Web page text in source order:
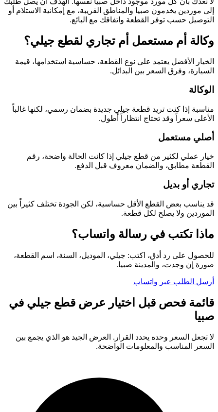
إلى موردين يخدمون صبيا والمناطق القريبة، مع إمكانية الاستلام أو
التوصيل حسب توفر القطعة واتفاقك مع البائع.
وكالة أم مستعمل أم تجاري لقطع جيلي؟
الخيار الأفضل يعتمد على نوع القطعة، حساسية استخدامها، قيمة
السيارة، وفرق السعر بين البدائل.
الوكالة
مناسبة إذا كنت تريد قطعة جيلي جديدة بضمان رسمي، لكنها غالباً
الأعلى سعراً وقد تحتاج انتظاراً أطول.
أصلي مستعمل
خيار عملي لكثير من قطع جيلي إذا كانت الحالة واضحة، رقم
القطعة مطابق، والضمان معروف قبل الدفع.
تجاري أو بديل
قد يناسب بعض القطع الأقل حساسية، لكن الجودة تختلف كثيراً بين
الموردين ولا يصلح لكل قطعة.
ماذا تكتب في رسالة واتساب؟
للحصول على رد أدق، اكتب: جيلي، الموديل، السنة، اسم القطعة،
صورة إن وجدت، والمدينة صبيا.
أرسل الطلب عبر واتساب
قائمة فحص قبل اختيار عرض قطع جيلي في
صبيا
لا تجعل السعر وحده يحدد القرار. العرض الجيد هو الذي يجمع بين
السعر المناسب والمعلومات الواضحة.